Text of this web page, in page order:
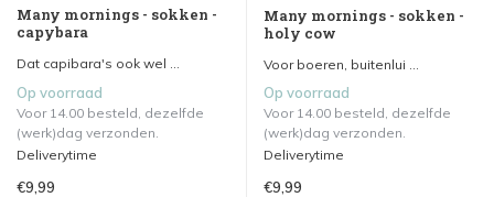
Many mornings - sokken -
capybara
Dat capibara's ook wel ...
Op voorraad
Voor 14.00 besteld, dezelfde
(werk)dag verzonden.
Deliverytime
€9,99
Many mornings - sokken -
holy cow
Voor boeren, buitenlui ...
Op voorraad
Voor 14.00 besteld, dezelfde
(werk)dag verzonden.
Deliverytime
€9,99